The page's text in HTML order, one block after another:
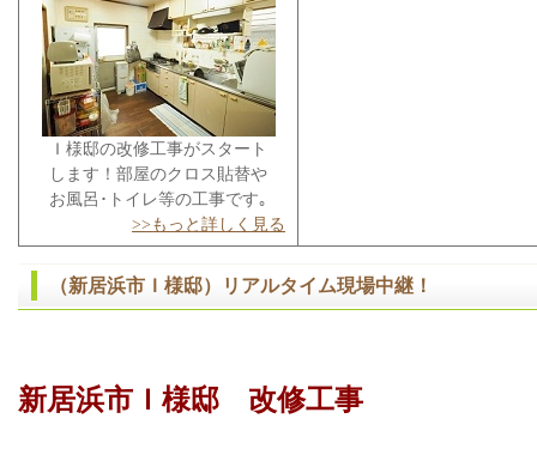
Ｉ様邸の改修工事がスタート
します！部屋のクロス貼替や
お風呂･トイレ等の工事です｡
>>もっと詳しく見る
（新居浜市Ｉ様邸）リアルタイム現場中継！
新居浜市Ｉ様邸 改修工事